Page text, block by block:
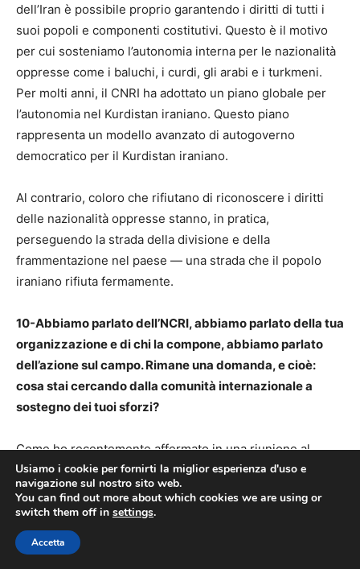
dell’Iran è possibile proprio garantendo i diritti di tutti i
suoi popoli e componenti costitutivi. Questo è il motivo
per cui sosteniamo l’autonomia interna per le nazionalità
oppresse come i baluchi, i curdi, gli arabi e i turkmeni.
Per molti anni, il CNRI ha adottato un piano globale per
l’autonomia nel Kurdistan iraniano. Questo piano
rappresenta un modello avanzato di autogoverno
democratico per il Kurdistan iraniano.
Al contrario, coloro che rifiutano di riconoscere i diritti
delle nazionalità oppresse stanno, in pratica,
perseguendo la strada della divisione e della
frammentazione nel paese — una strada che il popolo
iraniano rifiuta fermamente.
10-Abbiamo parlato dell’NCRI, abbiamo parlato della tua
organizzazione e di chi la compone, abbiamo parlato
dell’azione sul campo. Rimane una domanda, e cioè:
cosa stai cercando dalla comunità internazionale a
sostegno dei tuoi sforzi?
Come ho recentemente affermato in una riunione al
Parlamento europeo: il popolo iraniano si aspetta che la
comunità internazionale sottoscriva qualsiasi impegno
diplomatico o accordo sullo stop alle esecuzioni e sul
rilascio dei prigionieri politici.
Inoltre, il dossier del regime sulle violazioni dei diritti
Usiamo i cookie per fornirti la miglior esperienza d'uso e
navigazione sul nostro sito web.
You can find out more about which cookies we are using or
switch them off in settings.
Accetta